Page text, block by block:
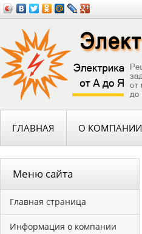
ГЛАВНАЯ О КОМПАНИИ
Меню сайта
Главная страница
Информация о компании